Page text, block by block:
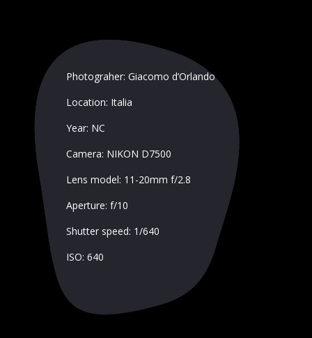
Photograher: Giacomo d’Orlando
Location: Italia
Year: NC
Camera: NIKON D7500
Lens model: 11-20mm f/2.8
Aperture: f/10
Shutter speed: 1/640
ISO: 640